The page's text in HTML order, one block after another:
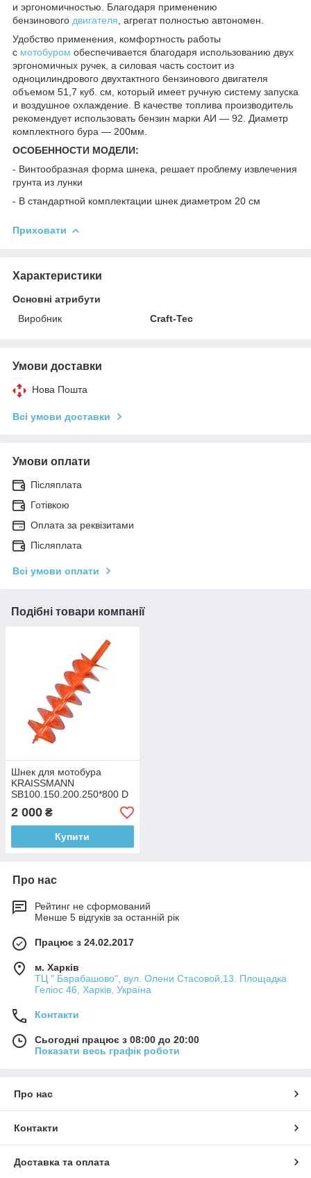
и эргономичностью. Благодаря применению
бензинового двигателя , агрегат полностью автономен.
Удобство применения, комфортность работы
с мотобуром обеспечивается благодаря использованию двух
эргономичных ручек, а силовая часть состоит из
одноцилиндрового двухтактного бензинового двигателя
объемом 51,7 куб. см, который имеет ручную систему запуска
и воздушное охлаждение. В качестве топлива производитель
рекомендует использовать бензин марки АИ ― 92. Диаметр
комплектного бура ― 200мм.
ОСОБЕННОСТИ МОДЕЛИ:
- Винтообразная форма шнека, решает проблему извлечения
грунта из лунки
- В стандартной комплектации шнек диаметром 20 см
Приховати
Характеристики
Основні атрибути
Виробник
Craft-Tec
Умови доставки
Нова Пошта
Всі умови доставки
Умови оплати
Післяплата
Готівкою
Оплата за реквізитами
Післяплата
Всі умови оплати
Подібні товари компанії
Шнек для мотобура
KRAISSMANN
SB100.150.200.250*800 D
(знімні заточувані ножі)
2 000 ₴
Купити
Про нас
Рейтинг не сформований
Менше 5 відгуків за останній рік
Працює з 24.02.2017
м. Харків
ТЦ " Барабашово", вул. Олени Стасовой,13. Площадка
Геліос 46, Харків, Україна
Контакти
Сьогодні працює з 08:00 до 20:00
Показати весь графік роботи
Про нас
Контакти
Доставка та оплата